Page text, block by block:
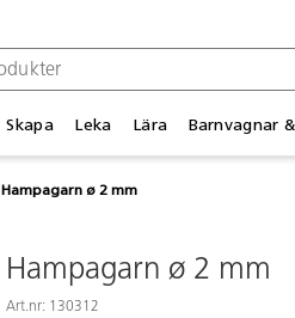
Skapa Leka Lära Barnvagnar
Hampagarn ø 2 mm
Hampagarn ø 2 mm
Art.nr: 130312